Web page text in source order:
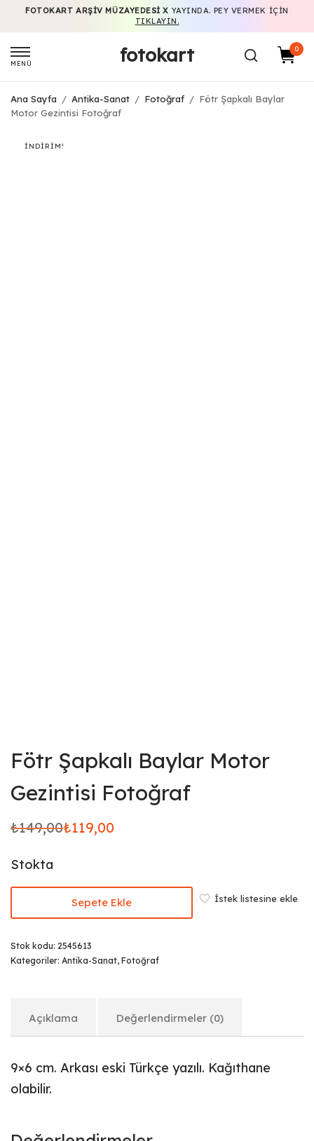
FOTOKART ARŞIV MÜZAYEDESI X YAYINDA. PEY VERMEK IÇIN
TIKLAYIN.
MENÜ fotokart 0
Ana Sayfa / Antika-Sanat / Fotoğraf / Fötr Şapkalı Baylar
Motor Gezintisi Fotoğraf
İNDIRIM!
Fötr Şapkalı Baylar Motor
Gezintisi Fotoğraf
₺149,00
Orijinal
₺149,00.
₺119,00
Şu
fiyat:
₺119,00.
Stokta
Sepete Ekle İstek listesine ekle
Stok kodu: 2545613
Kategoriler: Antika-Sanat, Fotoğraf
Açıklama Değerlendirmeler (0)
9×6 cm. Arkası eski Türkçe yazılı. Kağıthane
olabilir.